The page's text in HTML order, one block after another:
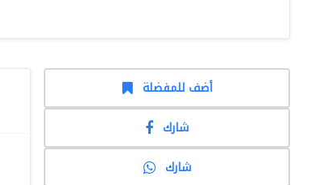
أضف للمفضلة
شارك
شارك